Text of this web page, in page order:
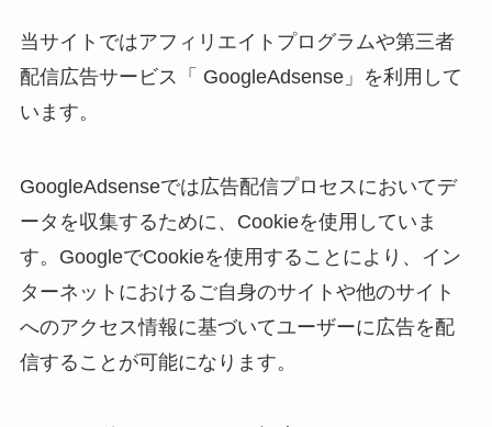
当サイトではアフィリエイトプログラムや第三者
配信広告サービス「 GoogleAdsense」を利用して
います。
GoogleAdsenseでは広告配信プロセスにおいてデ
ータを収集するために、Cookieを使用していま
す。GoogleでCookieを使用することにより、イン
ターネットにおけるご自身のサイトや他のサイト
へのアクセス情報に基づいてユーザーに広告を配
信することが可能になります。